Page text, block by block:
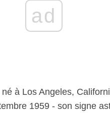
ad
à Los Angeles,
1959 - son signe